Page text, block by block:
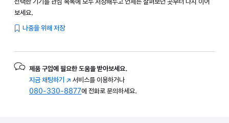
보세요.
나중을 위해 저장
제품 구입에 필요한 도움을 받아보세요.
지금 채팅하기 (새
창에서
서비스를 이용하거나
080-330-8877에 전화로 문의하세요.